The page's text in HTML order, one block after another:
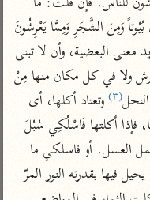
تفسير ابن عثيمين
مركَّزة العبارة
تفسير الجلالين
جامع البيان للإيجي
تفسير البيضاوي
تفسير النسفي
(٣)
أكلت في سبل ربك، أى في مسالكه التي يحيل فيها بقدرته النور المرّ